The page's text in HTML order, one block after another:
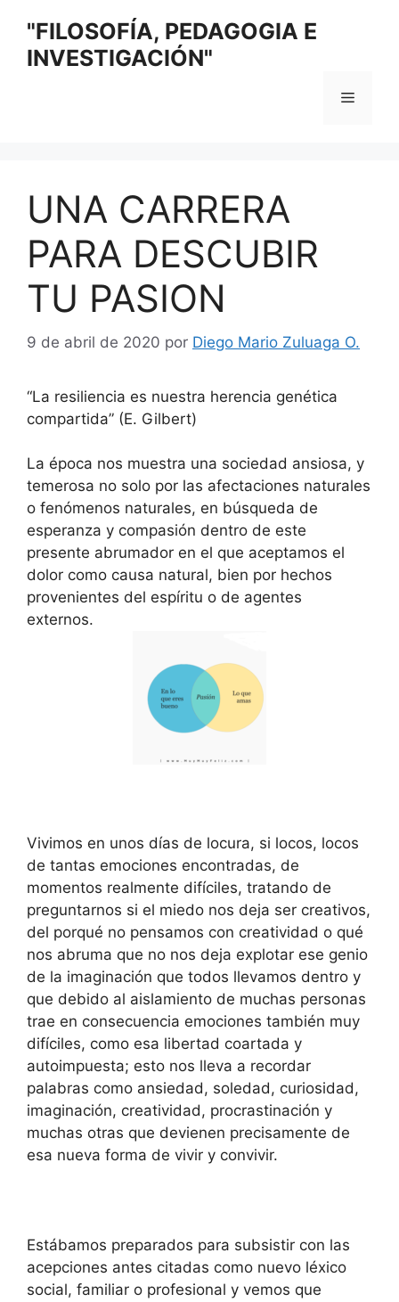
contenido
"FILOSOFÍA, PEDAGOGIA E
INVESTIGACIÓN"
Menú
UNA CARRERA
PARA DESCUBIR
TU PASION
9 de abril de 2020 por Diego Mario Zuluaga O.
“La resiliencia es nuestra herencia genética
compartida” (E. Gilbert)
La época nos muestra una sociedad ansiosa, y
temerosa no solo por las afectaciones naturales
o fenómenos naturales, en búsqueda de
esperanza y compasión dentro de este
presente abrumador en el que aceptamos el
dolor como causa natural, bien por hechos
provenientes del espíritu o de agentes
externos.
Vivimos en unos días de locura, si locos, locos
de tantas emociones encontradas, de
momentos realmente difíciles, tratando de
preguntarnos si el miedo nos deja ser creativos,
del porqué no pensamos con creatividad o qué
nos abruma que no nos deja explotar ese genio
de la imaginación que todos llevamos dentro y
que debido al aislamiento de muchas personas
trae en consecuencia emociones también muy
difíciles, como esa libertad coartada y
autoimpuesta; esto nos lleva a recordar
palabras como ansiedad, soledad, curiosidad,
imaginación, creatividad, procrastinación y
muchas otras que devienen precisamente de
esa nueva forma de vivir y convivir.
Estábamos preparados para subsistir con las
acepciones antes citadas como nuevo léxico
social, familiar o profesional y vemos que